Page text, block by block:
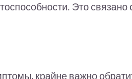
Это связано
крайне важно